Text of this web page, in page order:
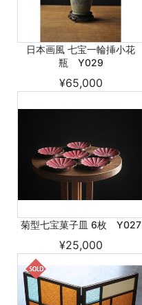
日本画風 七宝一輪挿小花
瓶 Y029
¥65,000
菊型七宝菓子皿 6枚 Y027
¥25,000